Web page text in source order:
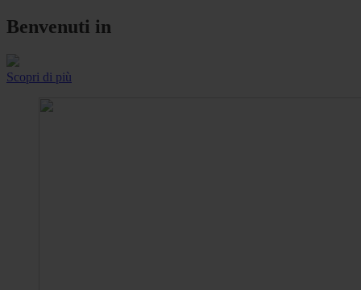
Benvenuti in
Scopri di più